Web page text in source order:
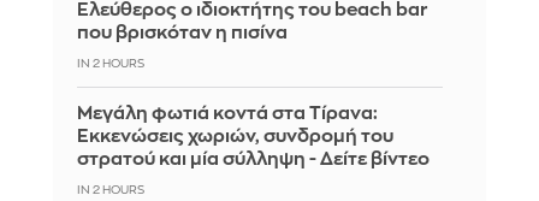
Ελεύθερος ο ιδιοκτήτης του beach bar
που βρισκόταν η πισίνα
IN 2 HOURS
Μεγάλη φωτιά κοντά στα Τίρανα:
Εκκενώσεις χωριών, συνδρομή του
στρατού και μία σύλληψη - Δείτε βίντεο
IN 2 HOURS